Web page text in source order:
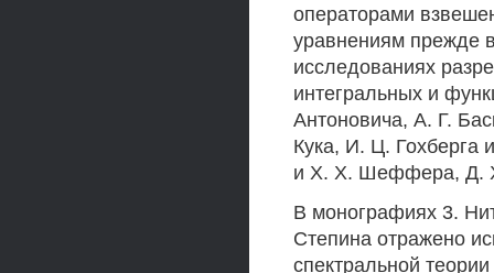
операторами
уравнениям прежде
исследованиях
интегральных и
Антоновича, А. Г.
Кука, И. Ц. Гохберга
и X. X. Шеффера, Д.
В монографиях 3.
Степина отражено
спектральной